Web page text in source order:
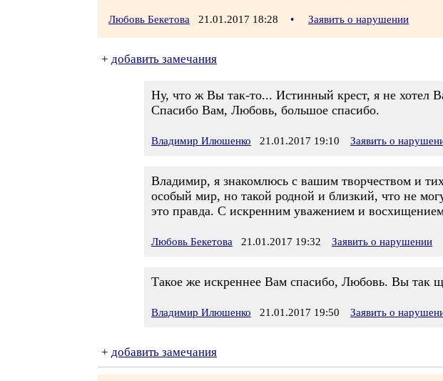
Любовь Бекетова 21.01.2017 18:28 • Заявить о нарушении
+ добавить замечания
Ну, что ж Вы так-то... Истинный крест, я не хотел
Спасибо Вам, Любовь, большое спасибо.
Владимир Илюшенко 21.01.2017 19:10 Заявить о
Владимир, я знакомлюсь с вашим творчеством и
особый мир, но такой родной и близкий, что не
это правда. С искренним уважением и
Любовь Бекетова 21.01.2017 19:32 Заявить о нарушении
Такое же искреннее Вам спасибо, Любовь. Вы так
Владимир Илюшенко 21.01.2017 19:50 Заявить о
+ добавить замечания